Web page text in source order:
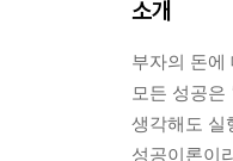
소개
부자의 돈에
모든 성공은
생각해도 실
성공이론이